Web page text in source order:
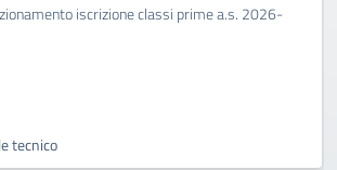
prime a.s. 2026-
La Dirigente